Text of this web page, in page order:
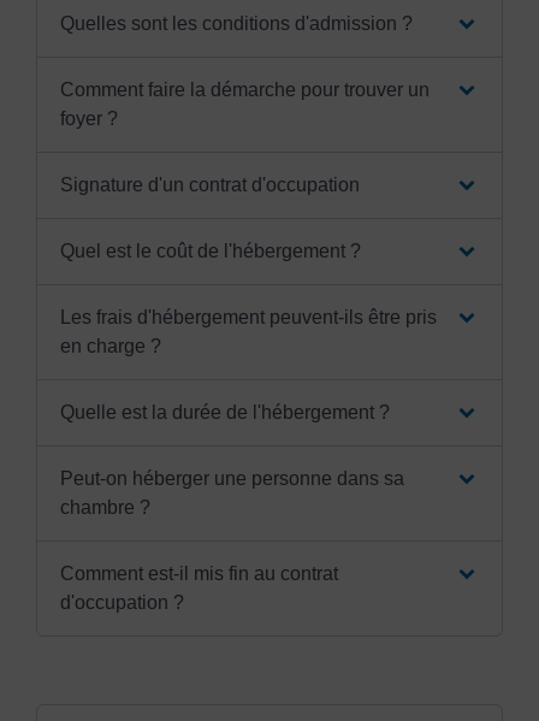
Quelles sont les conditions d'admission ?
Comment faire la démarche pour trouver un
foyer ?
Signature d'un contrat d'occupation
Quel est le coût de l'hébergement ?
Les frais d'hébergement peuvent-ils être pris
en charge ?
Quelle est la durée de l'hébergement ?
Peut-on héberger une personne dans sa
chambre ?
Comment est-il mis fin au contrat
d'occupation ?